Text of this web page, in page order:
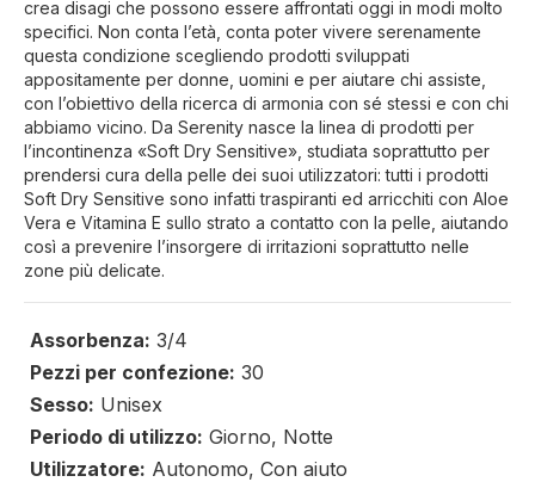
crea disagi che possono essere affrontati oggi in modi molto
specifici. Non conta l’età, conta poter vivere serenamente
questa condizione scegliendo prodotti sviluppati
appositamente per donne, uomini e per aiutare chi assiste,
con l’obiettivo della ricerca di armonia con sé stessi e con chi
abbiamo vicino. Da Serenity nasce la linea di prodotti per
l’incontinenza «Soft Dry Sensitive», studiata soprattutto per
prendersi cura della pelle dei suoi utilizzatori: tutti i prodotti
Soft Dry Sensitive sono infatti traspiranti ed arricchiti con Aloe
Vera e Vitamina E sullo strato a contatto con la pelle, aiutando
così a prevenire l’insorgere di irritazioni soprattutto nelle
zone più delicate.
Assorbenza: 3/4
Pezzi per confezione: 30
Sesso: Unisex
Periodo di utilizzo: Giorno, Notte
Utilizzatore: Autonomo, Con aiuto